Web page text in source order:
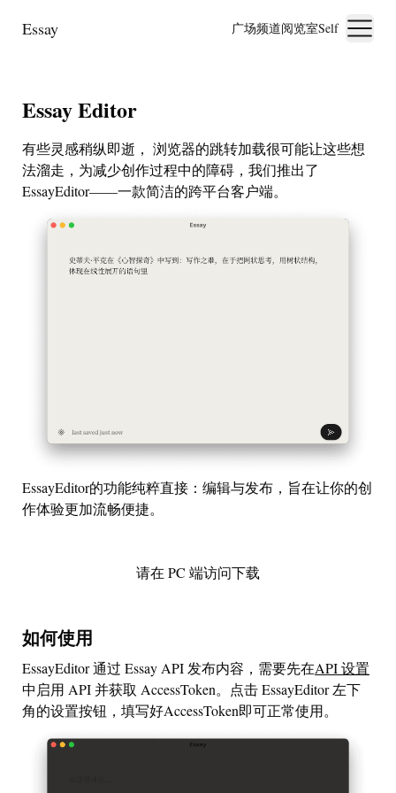
Essay 广场频道阅览室Self
Essay Editor
有些灵感稍纵即逝， 浏览器的跳转加载很可能让这些想
法溜走，为减少创作过程中的障碍，我们推出了
EssayEditor——一款简洁的跨平台客户端。
EssayEditor的功能纯粹直接：编辑与发布，旨在让你的创
作体验更加流畅便捷。
请在 PC 端访问下载
如何使用
EssayEditor 通过 Essay API 发布内容，需要先在API 设置
中启用 API 并获取 AccessToken。点击 EssayEditor 左下
角的设置按钮，填写好AccessToken即可正常使用。